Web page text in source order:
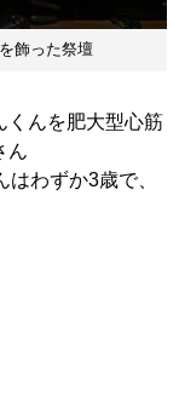
飾った祭壇
んを肥大型心筋
ん
はわずか3歳で、